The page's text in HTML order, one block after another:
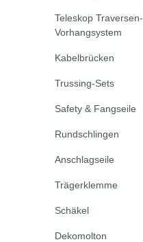
Teleskop Traversen-
Vorhangsystem
Kabelbrücken
Trussing-Sets
Safety & Fangseile
Rundschlingen
Anschlagseile
Trägerklemme
Schäkel
Dekomolton